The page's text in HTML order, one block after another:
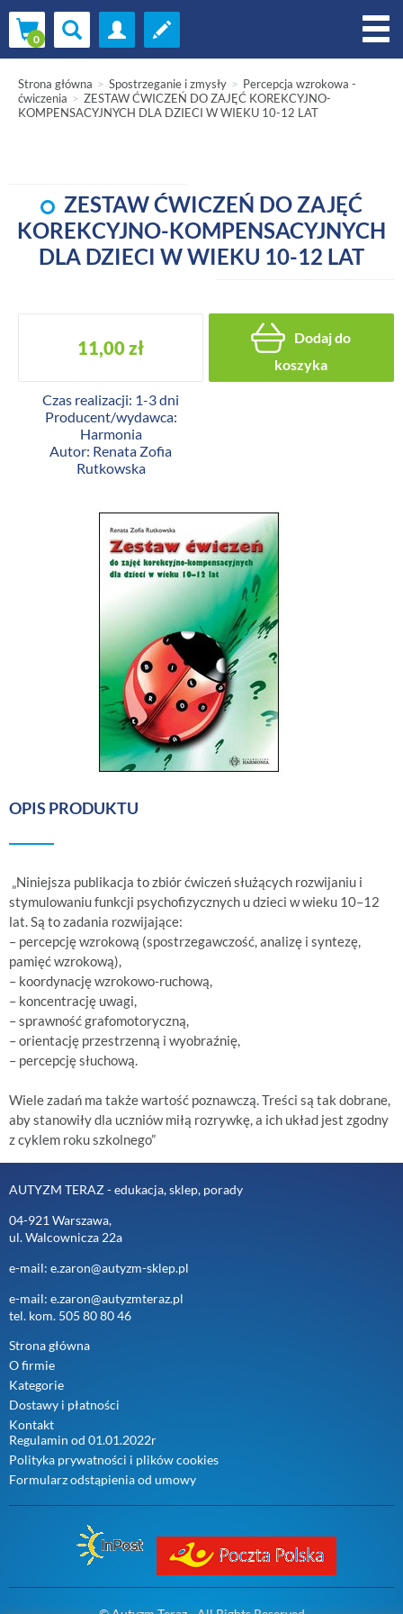
Strona główna Spostrzeganie i zmysły
Percepcja wzrokowa -
ćwiczenia
ZESTAW ĆWICZEŃ DO ZAJĘĆ KOREKCYJNO-
KOMPENSACYJNYCH DLA DZIECI W WIEKU 10-12 LAT
ZESTAW ĆWICZEŃ DO ZAJĘĆ
KOREKCYJNO-KOMPENSACYJNYCH
DLA DZIECI W WIEKU 10-12 LAT
11,00 zł
Dodaj do
koszyka
Czas realizacji: 1-3 dni
Producent/wydawca:
Harmonia
Autor: Renata Zofia
Rutkowska
OPIS PRODUKTU
„Niniejsza publikacja to zbiór ćwiczeń służących rozwijaniu i
stymulowaniu funkcji psychofizycznych u dzieci w wieku 10–12
lat. Są to zadania rozwijające:
– percepcję wzrokową (spostrzegawczość, analizę i syntezę,
pamięć wzrokową),
– koordynację wzrokowo-ruchową,
– koncentrację uwagi,
– sprawność grafomotoryczną,
– orientację przestrzenną i wyobraźnię,
– percepcję słuchową.
Wiele zadań ma także wartość poznawczą. Treści są tak dobrane,
aby stanowiły dla uczniów miłą rozrywkę, a ich układ jest zgodny
z cyklem roku szkolnego”
AUTYZM TERAZ - edukacja, sklep, porady
04-921 Warszawa,
ul. Walcownicza 22a
e-mail: e.zaron@autyzm-sklep.pl
e-mail: e.zaron@autyzmteraz.pl
tel. kom. 505 80 80 46
Strona główna
O firmie
Kategorie
Dostawy i płatności
Kontakt
Regulamin od 01.01.2022r
Polityka prywatności i plików cookies
Formularz odstąpienia od umowy